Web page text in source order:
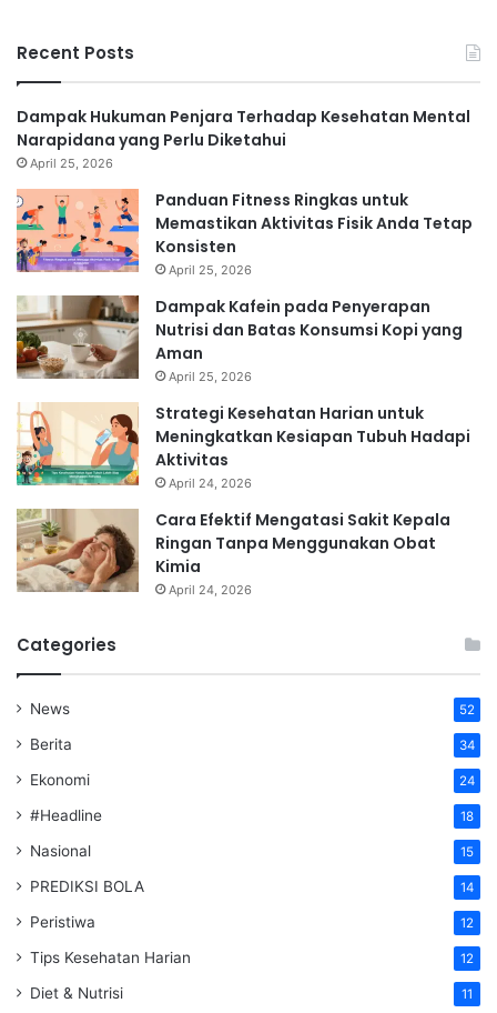
Recent Posts
Dampak Hukuman Penjara Terhadap Kesehatan Mental
Narapidana yang Perlu Diketahui
April 25, 2026
Panduan Fitness Ringkas untuk
Memastikan Aktivitas Fisik Anda Tetap
Konsisten
April 25, 2026
Dampak Kafein pada Penyerapan
Nutrisi dan Batas Konsumsi Kopi yang
Aman
April 25, 2026
Strategi Kesehatan Harian untuk
Meningkatkan Kesiapan Tubuh Hadapi
Aktivitas
April 24, 2026
Cara Efektif Mengatasi Sakit Kepala
Ringan Tanpa Menggunakan Obat
Kimia
April 24, 2026
Categories
News 52
Berita 34
Ekonomi 24
#Headline 18
Nasional 15
PREDIKSI BOLA 14
Peristiwa 12
Tips Kesehatan Harian 12
Diet & Nutrisi 11